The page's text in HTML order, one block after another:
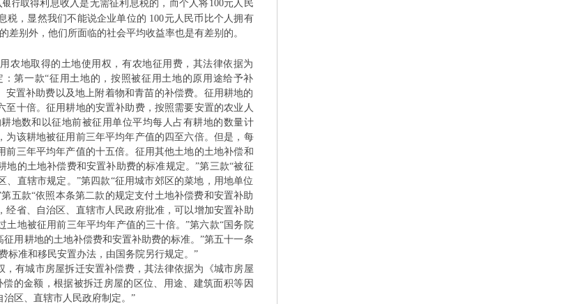
执…
国家发展改革委组织召开推动“十四五”规划102项重大
工…
2023年3月3日国内成品油价格不作调整
全国人大代表王润梅：为城市建设管理贡献力量
关于《长三角生态绿色一体化发展示范区国土空间总体
规…
关于进一步深化改革促进乡村医疗卫生体系健康发展的
意…
银行取得利息收入是无需征利息税的，而个人将100元人民
税，显然我们不能说企业单位的 100元人民币比个人拥有
差别外，他们所面临的社会平均收益率也是有差别的。
{6 U# p) @
地取得的土地使用权，有农地征用费，其法律依据为
第一款“征用土地的，按照被征用土地的原用途给予补
置补助费以及地上附着物和青苗的补偿费。征用耕地的
十倍。征用耕地的安置补助费，按照需要安置的农业人
地数和以征地前被征用单位平均每人占有耕地的数量计
该耕地被征用前三年平均年产值的四至六倍。但是，每
三年平均年产值的十五倍。征用其他土地的土地补偿和
的土地补偿费和安置补助费的标准规定。”第三款“被征
直辖市规定。”第四款“征用城市郊区的菜地，用地单位
五款“依照本条第二款的规定支付土地补偿费和安置补助
省、自治区、直辖市人民政府批准，可以增加安置补助
地被征用前三年平均年产值的三十倍。”第六款“国务院
用耕地的土地补偿费和安置补助费的标准。”第五十一条
标准和移民安置办法，由国务院另行规定。”
有城市房屋拆迁安置补偿费，其法律依据为《城市房屋
的金额，根据被拆迁房屋的区位、用途、建筑面积等因
区、直辖市人民政府制定。”